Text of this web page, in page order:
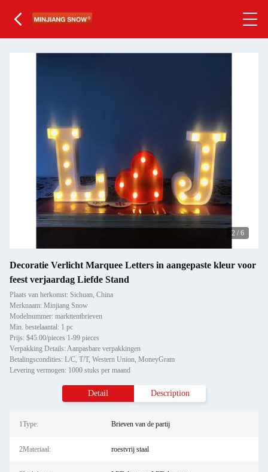
2 / 6
Decoratie Verlicht Marquee Letters in aangepaste kleur voor
feest verjaardag Liefde Stand
Plaats van herkomst: Sichuan, China
Merknaam: Minjiang Snow
Modelnummer: markttentbrieven
Min. bestelaantal: 1 pc
Prijs: $45.00/pieces 1-99 pieces
Verpakking Details: Aanpasbare verpakkingen
Betalingscondities: L/C, T/T, Western Union, MoneyGram
Levering vermogen: 1000 stuks per maand
Detail Description
1Type: Brieven van de partij
2Materiaal: roestvrij staal